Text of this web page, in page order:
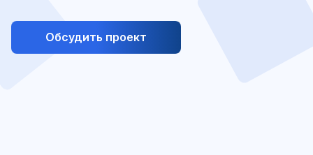
Обсудить проект